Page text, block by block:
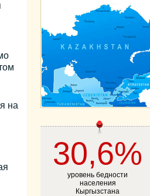
на
30,6%
уровень бедности
населения
Кыргызстана